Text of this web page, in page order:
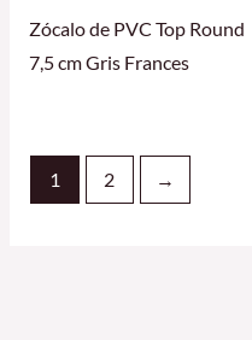
Zócalo de PVC Top Round
7,5 cm Gris Frances
1 2 →